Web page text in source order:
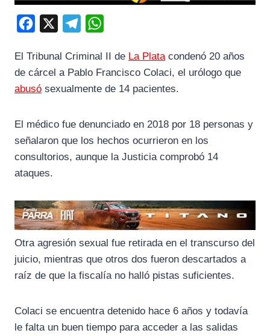
c
e
b
l
e
g
a
t
s
El Tribunal Criminal II de La Plata condenó 20 años
de cárcel a Pablo Francisco Colaci, el urólogo que
abusó sexualmente de 14 pacientes.
El médico fue denunciado en 2018 por 18 personas y
señalaron que los hechos ocurrieron en los
consultorios, aunque la Justicia comprobó 14
ataques.
Otra agresión sexual fue retirada en el transcurso del
juicio, mientras que otros dos fueron descartados a
raíz de que la fiscalía no halló pistas suficientes.
Colaci se encuentra detenido hace 6 años y todavía
le falta un buen tiempo para acceder a las salidas